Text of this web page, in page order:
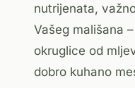
nutrijenata,
Vašeg mališana
okruglice od
dobro kuhano